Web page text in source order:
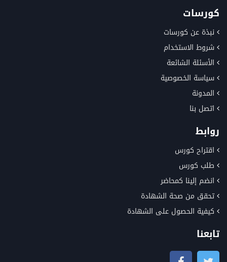
كورسات
نبذة عن كورسات
شروط الاستخدام
الأسئلة الشائعة
سياسة الخصوصية
المدونة
اتصل بنا
روابط
اقتراح كورس
طلب كورس
انضم إلينا كمحاضر
تحقق من صحة الشهادة
كيفية الحصول على الشهادة
تابعنا